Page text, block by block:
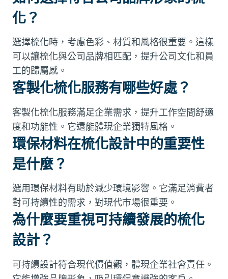
化？
選擇梳化時，考慮色彩、材質和風格很重要。這樣
可以讓梳化與公司品牌相匹配，提升公司文化和員
工的歸屬感。
客製化梳化服務有哪些好處？
客製化梳化服務滿足企業需求，提升工作空間舒適
度和功能性。它還能體現企業獨特風格。
環保材料在梳化設計中的重要性
是什麼？
選用環保材料有助於減少環境影響。它滿足消費者
對可持續性的需求，對現代市場很重要。
為什麼要重視可持續發展的梳化
設計？
可持續設計符合現代價值觀，體現企業社會責任。